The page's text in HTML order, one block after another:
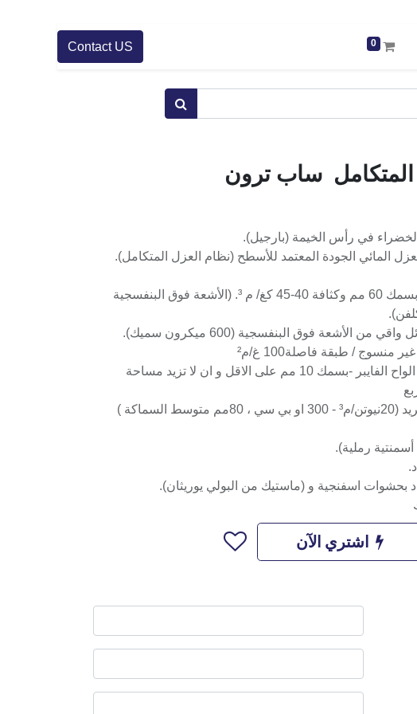
0
Contact US
المتكامل ساب ترون
في رأس الخيمة (بارجيل).
المائي الجودة المعتمد للأسطح (نظام العزل المتكامل).
1- فوم بولي يوريثان بسمك 60 مم وكثافة 40-45 كغ/ م ³. (الأشعة فوق البنفسجية
4- فواصل التمدد من الواح الفايبر -بسمك 10 مم على الاقل و ان لا تزيد مساحة
5- صبية خرسانة سكريد (20نيوتن/م³ - 300 او بي سي ، 80مم متوسط السماكة )
اشتري الآن